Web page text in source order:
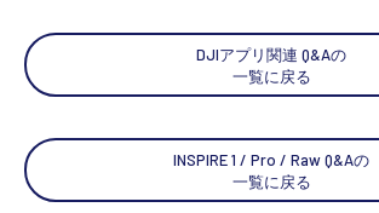
DJIアプリ関連 Q&Aの
一覧に戻る
INSPIRE 1 / Pro / Raw Q&Aの
一覧に戻る